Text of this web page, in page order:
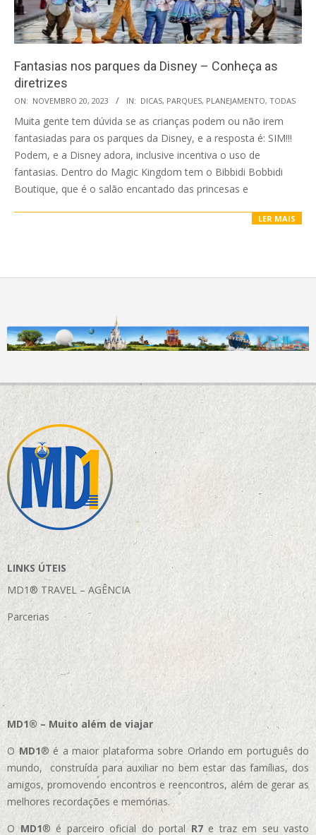
Fantasias nos parques da Disney – Conheça as
diretrizes
2023-
11-
20
ON: NOVEMBRO 20, 2023 IN: DICAS, PARQUES, PLANEJAMENTO, TODAS
Muita gente tem dúvida se as crianças podem ou não irem
fantasiadas para os parques da Disney, e a resposta é: SIM!!!
Podem, e a Disney adora, inclusive incentiva o uso de
fantasias. Dentro do Magic Kingdom tem o Bibbidi Bobbidi
Boutique, que é o salão encantado das princesas e
LER MAIS
LINKS ÚTEIS
MD1® TRAVEL – AGÊNCIA
Parcerias
MD1® – Muito além de viajar
O MD1® é a maior plataforma sobre Orlando em português do
mundo, construída para auxiliar no bem estar das famílias, dos
amigos, promovendo encontros e reencontros, além de gerar as
melhores recordações e memórias.
OMD1® é parceiro oficial do portal R7e traz em seu vasto